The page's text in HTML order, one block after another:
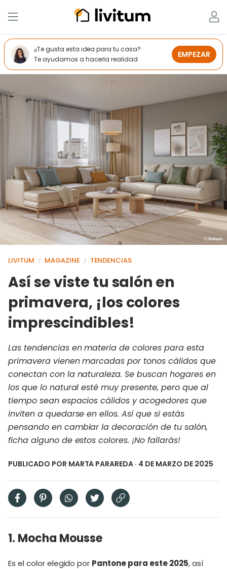
LIVITUM / MAGAZINE / TENDENCIAS
Así se viste tu salón en
primavera, ¡los colores
imprescindibles!
Las tendencias en materia de colores para esta
primavera vienen marcadas por tonos cálidos que
conectan con la naturaleza. Se buscan hogares en
los que lo natural esté muy presente, pero que al
tiempo sean espacios cálidos y acogedores que
inviten a quedarse en ellos. Así que si estás
pensando en cambiar la decoración de tu salón,
ficha alguno de estos colores. ¡No fallarás!
PUBLICADO POR MARTA PARAREDA · 4 DE MARZO DE 2025
1. Mocha Mousse
Es el color elegido por Pantone para este 2025, así
¿Te gusta esta idea para tu casa?
Te ayudamos a hacerla realidad
EMPEZAR